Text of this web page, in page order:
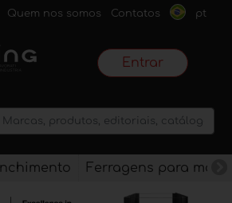
Quem nos somos Contatos pt
Entrar
Ferragens para